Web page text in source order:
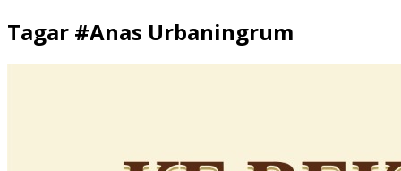
Tagar #Anas Urbaningrum